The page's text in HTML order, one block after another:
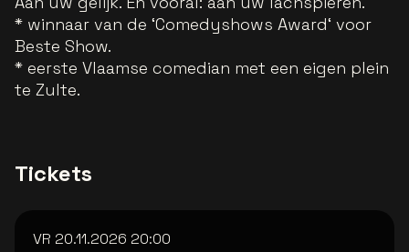
* winnaar van de ‘Comedyshows Award‘ voor
Beste Show.
* eerste Vlaamse comedian met een eigen plein
te Zulte.
Tickets
VR 20.11.2026 20:00